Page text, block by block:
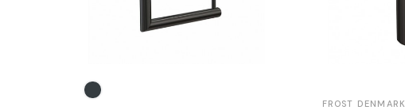
FROST DENMARK